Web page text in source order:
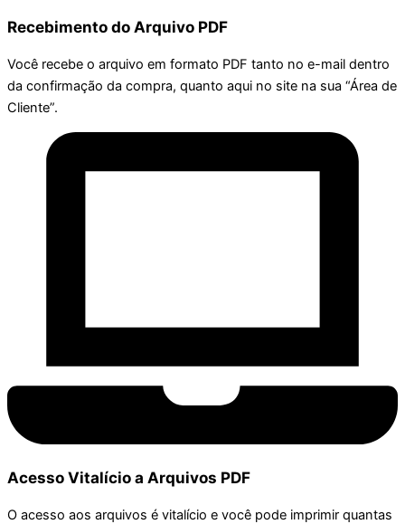
Recebimento do Arquivo PDF
Você recebe o arquivo em formato PDF tanto no e-mail dentro
da confirmação da compra, quanto aqui no site na sua “Área de
Cliente”.
Acesso Vitalício a Arquivos PDF
O acesso aos arquivos é vitalício e você pode imprimir quantas